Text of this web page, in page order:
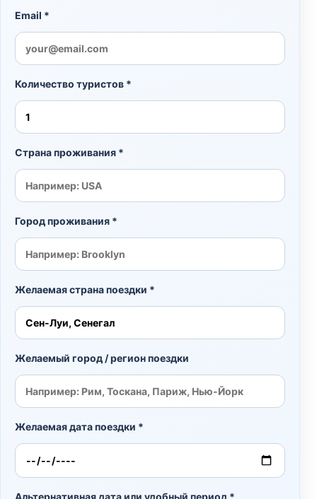
Email *
Количество туристов *
Страна проживания *
Город проживания *
Желаемая страна поездки *
Желаемый город / регион поездки
Желаемая дата поездки *
Альтернативная дата или удобный период *